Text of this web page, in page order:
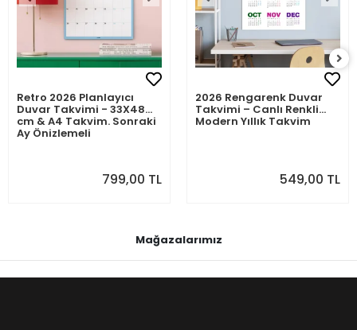
Retro 2026 Planlayıcı
Duvar Takvimi - 33X48
cm & A4 Takvim. Sonraki
Ay Önizlemeli
799,00 TL
2026 Rengarenk Duvar
Takvimi – Canlı Renkli
Modern Yıllık Takvim
549,00 TL
Mağazalarımız